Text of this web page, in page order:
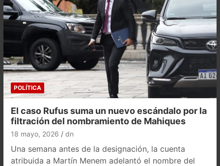
POLÍTICA
El caso Rufus suma un nuevo escándalo por la
filtración del nombramiento de Mahiques
18 mayo, 2026 dn
Una semana antes de la designación, la cuenta
atribuida a Martín Menem adelantó el nombre del